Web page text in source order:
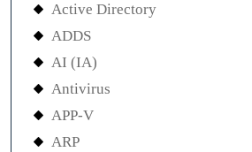
Active Directory
ADDS
AI (IA)
Antivirus
APP-V
ARP